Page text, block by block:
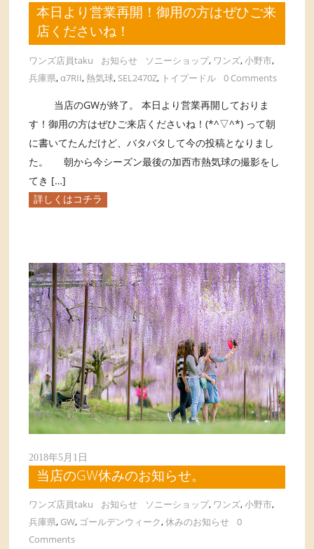
本日より営業再開！御用の方はぜひご来
店くださいね！
ワンズ店員taku お知らせ ソニーショップ, ワンズ,小野市,
兵庫県,α7RII,熱気球, SEL2470Z, トイプードル 0 Comments
当店のGWが終了。 本日より営業再開しておりま
す！御用の方はぜひご来店くださいね！(*^▽^*) って朝
に書いてたんだけど、バタバタして今の投稿となりまし
た。 朝から今シーズン最後の加西市熱気球の撮影をし
てき […]
詳しくはコチラ
2018年5月1日
当店のGW休みのお知らせ。
ワンズ店員taku お知らせ ソニーショップ, ワンズ,小野市,
兵庫県, GW, ゴールデンウィーク,休みのお知らせ
0
Comments